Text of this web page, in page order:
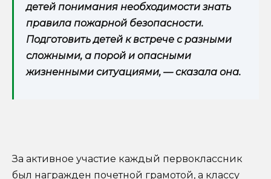
детей понимания необходимости знать
правила пожарной безопасности.
Подготовить детей к встрече с разными
сложными, а порой и опасными
жизненными ситуациями, — сказала она.
За активное участие каждый первоклассник
был награжден почетной грамотой, а классу